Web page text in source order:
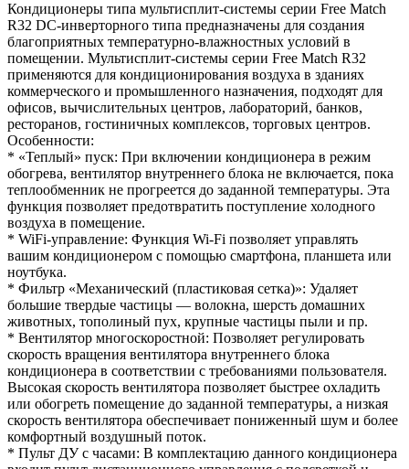
Кондиционеры типа мультисплит-системы серии Free Match
R32 DC-инверторного типа предназначены для создания
благоприятных температурно-влажностных условий в
помещении. Мультисплит-системы серии Free Match R32
применяются для кондиционирования воздуха в зданиях
коммерческого и промышленного назначения, подходят для
офисов, вычислительных центров, лабораторий, банков,
ресторанов, гостиничных комплексов, торговых центров.
Особенности:
* «Теплый» пуск: При включении кондиционера в режим
обогрева, вентилятор внутреннего блока не включается, пока
теплообменник не прогреется до заданной температуры. Эта
функция позволяет предотвратить поступление холодного
воздуха в помещение.
* WiFi-управление: Функция Wi-Fi позволяет управлять
вашим кондиционером с помощью смартфона, планшета или
ноутбука.
* Фильтр «Механический (пластиковая сетка)»: Удаляет
большие твердые частицы — волокна, шерсть домашних
животных, тополиный пух, крупные частицы пыли и пр.
* Вентилятор многоскоростной: Позволяет регулировать
скорость вращения вентилятора внутреннего блока
кондиционера в соответствии с требованиями пользователя.
Высокая скорость вентилятора позволяет быстрее охладить
или обогреть помещение до заданной температуры, а низкая
скорость вентилятора обеспечивает пониженный шум и более
комфортный воздушный поток.
* Пульт ДУ с часами: В комплектацию данного кондиционера